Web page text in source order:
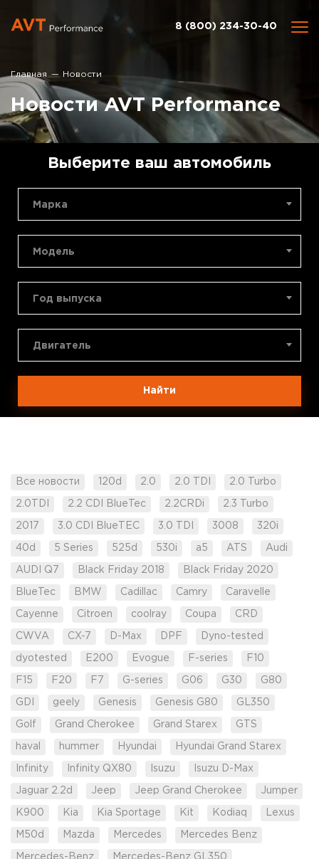
8 (800) 234-30-40
Главная Новости
Новости AVT Performance
Выберите ваш автомобиль
Марка
Модель
Год выпуска
Двигатель
Найти
Все новости 120d 2.0 2.0 TDI 2.0 Turbo
2.0TDI 2.2 CDI BlueTec 2.2CRDi 2.3 Turbo
2017 3.0 CDI BlueTEC 3.0 TDI 3008 320i
40d 5 Series 525d 530i a5 ATS Audi
AUDI Q7 Black Friday 2018 Black Friday 2020
BlueTec BMW Cadillac Camry Caravelle
Cayenne Citroen coolray Coupa CRD
CWVA CX-7 D-Max DPF Dyno-tested
dyotested E200 Evogue F-series F10
F15 F20 F7 G-series G06 G30 G80
GDI geely Genesis Genesis G80 GL350
Golf Grand Cherokee Grand Starex GTS
haval hummer Hyundai Hyundai Grand Starex
Infinity Infinity QX80 Isuzu Isuzu D-Max
Jaguar 2.2d Jeep Jeep Grand Cherokee Jumper
K900 Kia Kia Sportage Kit Kodiaq Lexus
M50d Mazda Mercedes Mercedes Benz
Mercedes-Benz Mercedes-Benz GL350